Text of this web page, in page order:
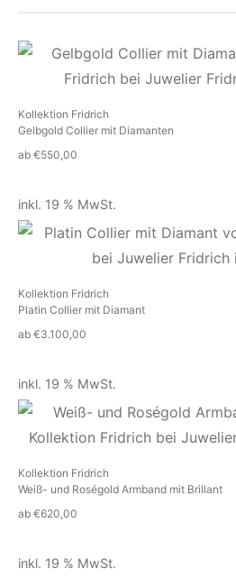
Kollektion Fridrich
Gelbgold Collier mit Diamanten
ab €550,00
inkl. 19 % MwSt.
Kollektion Fridrich
Platin Collier mit Diamant
ab €3.100,00
inkl. 19 % MwSt.
Kollektion Fridrich
Weiß- und Roségold Armband mit Brillant
ab €620,00
inkl. 19 % MwSt.